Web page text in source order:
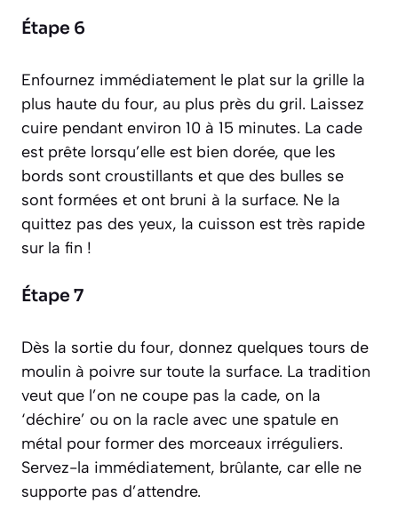
Étape 6
Enfournez immédiatement le plat sur la grille la
plus haute du four, au plus près du gril. Laissez
cuire pendant environ 10 à 15 minutes. La cade
est prête lorsqu’elle est bien dorée, que les
bords sont croustillants et que des bulles se
sont formées et ont bruni à la surface. Ne la
quittez pas des yeux, la cuisson est très rapide
sur la fin !
Étape 7
Dès la sortie du four, donnez quelques tours de
moulin à poivre sur toute la surface. La tradition
veut que l’on ne coupe pas la cade, on la
‘déchire’ ou on la racle avec une spatule en
métal pour former des morceaux irréguliers.
Servez-la immédiatement, brûlante, car elle ne
supporte pas d’attendre.